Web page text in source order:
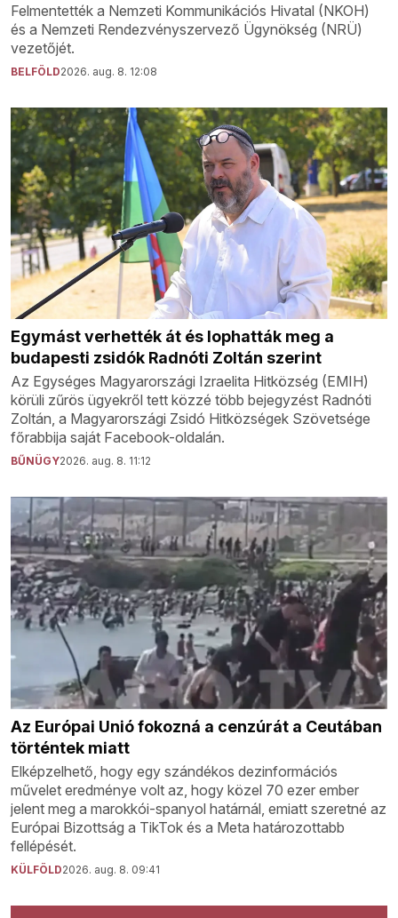
Felmentették a Nemzeti Kommunikációs Hivatal (NKOH)
és a Nemzeti Rendezvényszervező Ügynökség (NRÜ)
vezetőjét.
BELFÖLD2026. aug. 8. 12:08
Egymást verhették át és lophatták meg a
budapesti zsidók Radnóti Zoltán szerint
Az Egységes Magyarországi Izraelita Hitközség (EMIH)
körüli zűrös ügyekről tett közzé több bejegyzést Radnóti
Zoltán, a Magyarországi Zsidó Hitközségek Szövetsége
főrabbija saját Facebook-oldalán.
BŰNÜGY2026. aug. 8. 11:12
Az Európai Unió fokozná a cenzúrát a Ceutában
történtek miatt
Elképzelhető, hogy egy szándékos dezinformációs
művelet eredménye volt az, hogy közel 70 ezer ember
jelent meg a marokkói-spanyol határnál, emiatt szeretné az
Európai Bizottság a TikTok és a Meta határozottabb
fellépését.
KÜLFÖLD2026. aug. 8. 09:41